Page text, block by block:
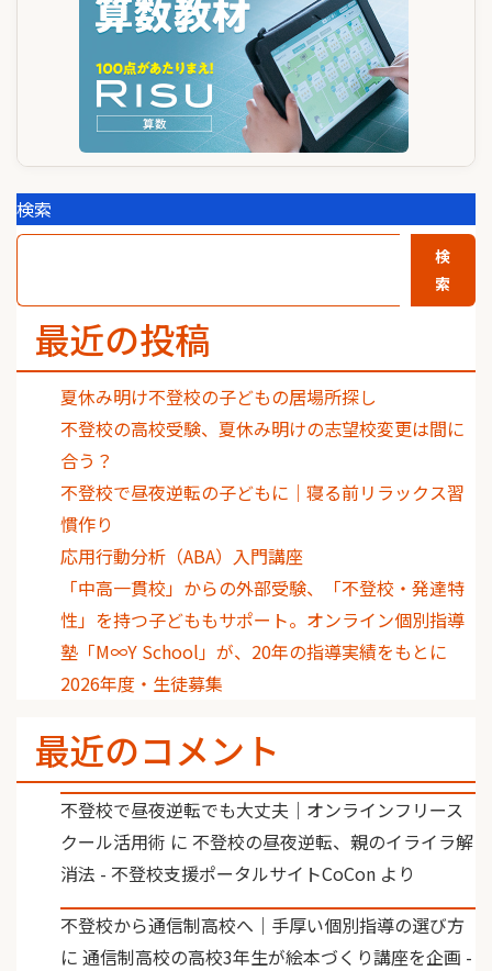
検索
検
索
最近の投稿
夏休み明け不登校の子どもの居場所探し
不登校の高校受験、夏休み明けの志望校変更は間に
合う？
不登校で昼夜逆転の子どもに｜寝る前リラックス習
慣作り
応用行動分析（ABA）入門講座
「中高一貫校」からの外部受験、「不登校・発達特
性」を持つ子どももサポート。オンライン個別指導
塾「M∞Y School」が、20年の指導実績をもとに
2026年度・生徒募集
最近のコメント
不登校で昼夜逆転でも大丈夫｜オンラインフリース
クール活用術 に 不登校の昼夜逆転、親のイライラ解
消法 - 不登校支援ポータルサイトCoCon より
不登校から通信制高校へ｜手厚い個別指導の選び方
に 通信制高校の高校3年生が絵本づくり講座を企画 -